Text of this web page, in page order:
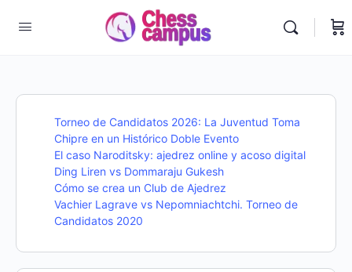
Torneo de Candidatos 2026: La Juventud Toma
Chipre en un Histórico Doble Evento
El caso Naroditsky: ajedrez online y acoso digital
Ding Liren vs Dommaraju Gukesh
Cómo se crea un Club de Ajedrez
Vachier Lagrave vs Nepomniachtchi. Torneo de
Candidatos 2020